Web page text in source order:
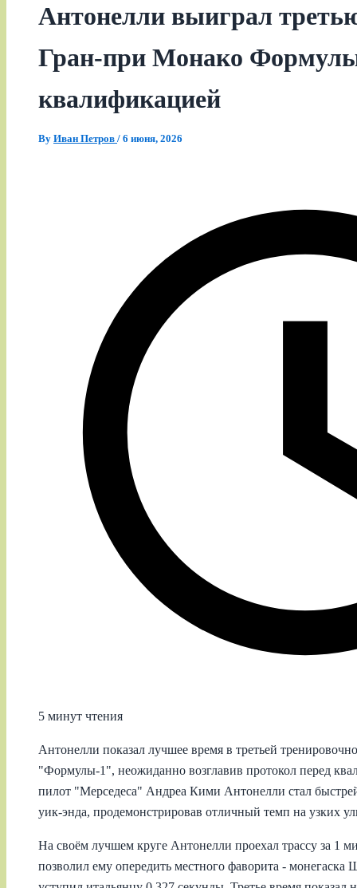
Антонелли выиграл
Гран-при Монако
квалификацией
By Иван Петров / 6 июня, 2026
5 минут чтения
Антонелли показал лучшее время в третьей
"Формулы‑1", неожиданно возглавив протокол перед
пилот "Мерседеса" Андреа Кими Антонелли стал
уик‑энда, продемонстрировав отличный темп на узких
На своём лучшем круге Антонелли проехал трассу за 1
позволил ему опередить местного фаворита -